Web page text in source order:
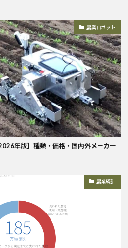
農業ロボット
年版】種類・価格・国内外メーカー
農業統計